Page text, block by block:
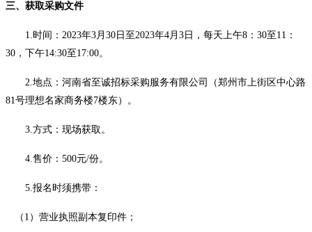
三、获取采购文件
1.时间：2023年3月 30 日至2023年4月 3 日，每天上午8 ： 30至11：
30，下午14:30至17:00。
2.地点：河南省至诚招标采购服务有限公司（郑州市上街区中心路
81号理想名家商务楼7楼东）。
3.方式：现场获取。
4.售价：500元/份。
5.报名时须携带：
（ 1）营业执照副本复印件；